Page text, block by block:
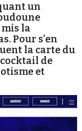
un
la
Pour s'en
la carte du
de
et